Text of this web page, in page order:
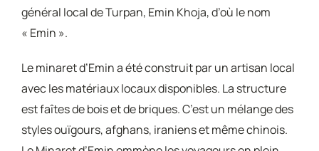
général local de Turpan, Emin Khoja, d’où le nom
« Emin ».
Le minaret d’Emin a été construit par un artisan local
avec les matériaux locaux disponibles. La structure
est faîtes de bois et de briques. C’est un mélange des
styles ouïgours, afghans, iraniens et même chinois.